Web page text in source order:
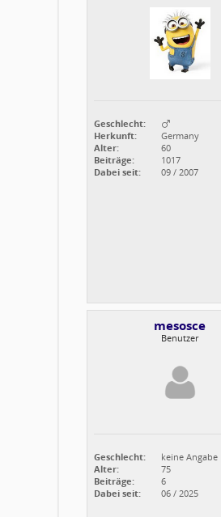
Geschlecht:
Herkunft:
Germany
Alter:
60
Beiträge:
1017
Dabei seit:
09 / 2007
mesosce
Benutzer
Geschlecht:
keine Angabe
Alter:
75
Beiträge:
6
Dabei seit:
06 / 2025